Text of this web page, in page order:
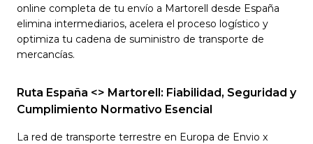
online completa de tu envío a Martorell desde España
elimina intermediarios, acelera el proceso logístico y
optimiza tu cadena de suministro de transporte de
mercancías.
Ruta España <> Martorell: Fiabilidad, Seguridad y
Cumplimiento Normativo Esencial
La red de transporte terrestre en Europa de Envio x